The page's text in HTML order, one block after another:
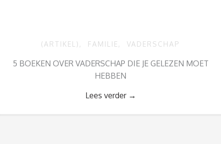
(ARTIKEL) , FAMILIE , VADERSCHAP
5 BOEKEN OVER VADERSCHAP DIE JE GELEZEN MOET
HEBBEN
Lees verder →